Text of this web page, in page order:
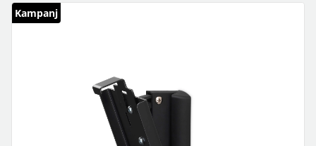
Kampanj